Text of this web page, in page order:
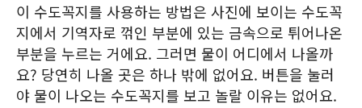
이 수도꼭지를 사용하는 방법은 사진에 보이는 수도꼭
지에서 기역자로 꺾인 부분에 있는 금속으로 튀어나온
부분을 누르는 거에요. 그러면 물이 어디에서 나올까
요? 당연히 나올 곳은 하나 밖에 없어요. 버튼을 눌러
야 물이 나오는 수도꼭지를 보고 놀랄 이유는 없어요.